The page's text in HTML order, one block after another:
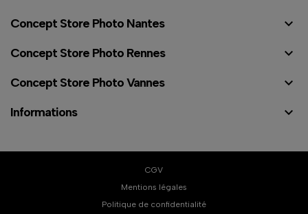
Concept Store Photo Nantes 
Concept Store Photo Rennes 
Concept Store Photo Vannes 
Informations 
CGV
Mentions légales
Politique de confidentialité